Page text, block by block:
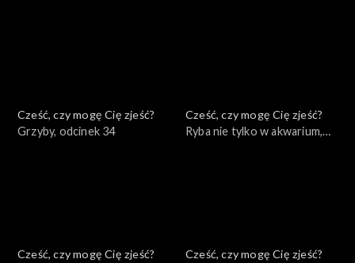
Cześć, czy mogę Cię zjeść?
Grzyby, odcinek 34
Cześć, czy mogę Cię zjeść?
Ryba nie tylko w akwarium,
Cześć, czy mogę Cię zjeść?
Cześć, czy mogę Cię zjeść?